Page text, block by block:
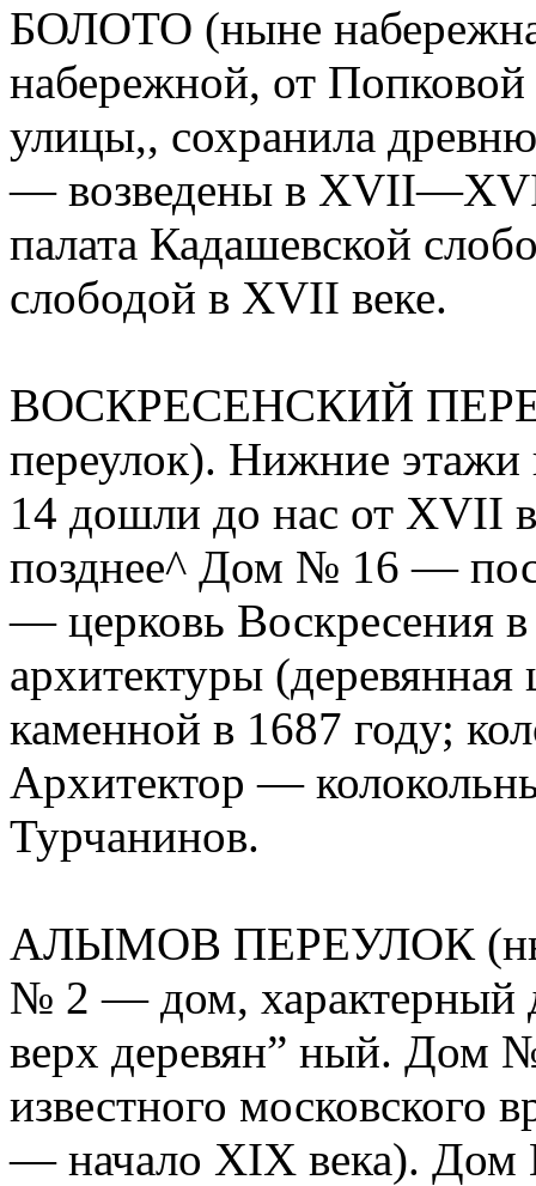
БОЛОТО (ныне
набережной, от
улицы,, сохранила
— возведены в
палата Кадашевской
слободой в XVII веке.
ВОСКРЕСЕНСКИЙ
переулок). Нижние
14 дошли до нас от XVII
пoзднee^ Дом № 16 —
— церковь Воскресения
архитектуры (деревянная
каменной в 1687 году;
Архитектор —
Турчанинов.
АЛЫМОВ ПЕРЕУЛОК
№ 2 — дом, характерный
верх деревян” ный. Дом
известного московского
— начало XIX века).